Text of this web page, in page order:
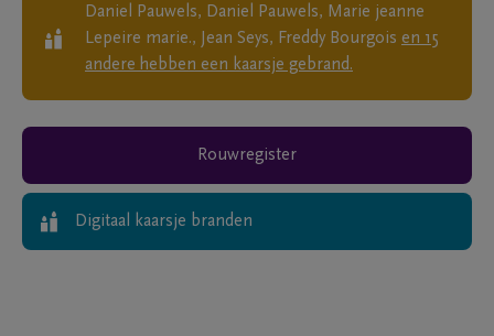
Daniel Pauwels, Daniel Pauwels, Marie jeanne
Lepeire marie., Jean Seys, Freddy Bourgois en 15
andere hebben een kaarsje gebrand.
Rouwregister
Digitaal kaarsje branden